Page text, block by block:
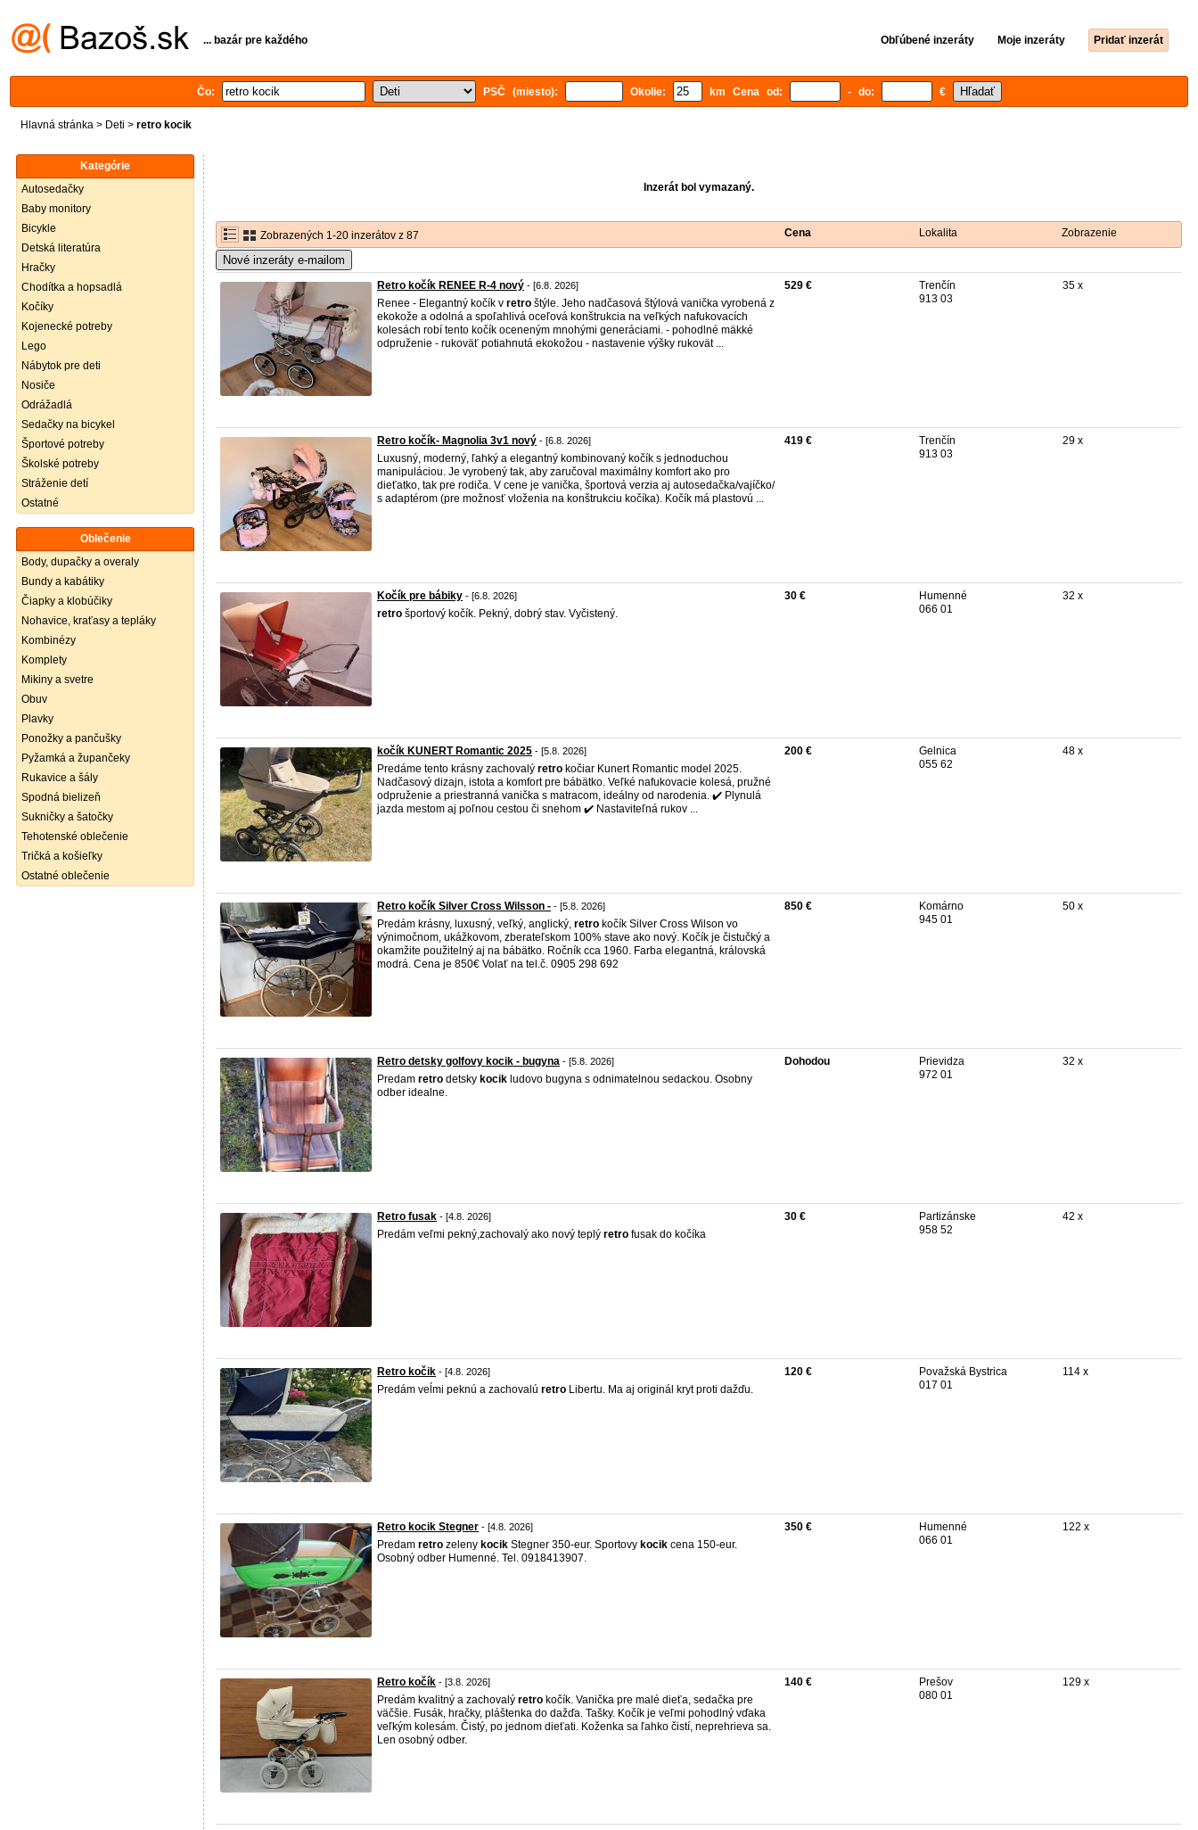
... bazár pre každého Obľúbené inzeráty Moje inzeráty Pridať inzerát
Čo: PSČ (miesto): Okolie: km Cena od: - do: €
Hlavná stránka > Deti > retro kocik
Kategórie
Autosedačky
Baby monitory
Bicykle
Detská literatúra
Hračky
Chodítka a hopsadlá
Kočíky
Kojenecké potreby
Lego
Nábytok pre deti
Nosiče
Odrážadlá
Sedačky na bicykel
Športové potreby
Školské potreby
Stráženie detí
Ostatné
Oblečenie
Body, dupačky a overaly
Bundy a kabátiky
Čiapky a klobúčiky
Nohavice, kraťasy a tepláky
Kombinézy
Komplety
Mikiny a svetre
Obuv
Plavky
Ponožky a pančušky
Pyžamká a župančeky
Rukavice a šály
Spodná bielizeň
Sukničky a šatočky
Tehotenské oblečenie
Tričká a košieľky
Ostatné oblečenie
Inzerát bol vymazaný.
Zobrazených 1-20 inzerátov z 87 Cena Lokalita Zobrazenie
Nové inzeráty e-mailom
Retro kočík RENEE R-4 nový - [6.8. 2026]
Renee - Elegantný kočík v retro štýle. Jeho nadčasová štýlová vanička vyrobená z
ekokože a odolná a spoľahlivá oceľová konštrukcia na veľkých nafukovacích
kolesách robí tento kočík oceneným mnohými generáciami. - pohodlné mäkké
odpruženie - rukoväť potiahnutá ekokožou - nastavenie výšky rukovät ...
529 €
Trenčín
913 03
35 x
Retro kočík- Magnolia 3v1 nový - [6.8. 2026]
Luxusný, moderný, ľahký a elegantný kombinovaný kočík s jednoduchou
manipuláciou. Je vyrobený tak, aby zaručoval maximálny komfort ako pro
dieťatko, tak pre rodiča. V cene je vanička, športová verzia aj autosedačka/vajíčko/
s adaptérom (pre možnosť vloženia na konštrukciu kočíka). Kočík má plastovú ...
419 €
Trenčín
913 03
29 x
Kočík pre bábiky - [6.8. 2026]
retro športový kočík. Pekný, dobrý stav. Vyčistený.
30 €
Humenné
066 01
32 x
kočík KUNERT Romantic 2025 - [5.8. 2026]
Predáme tento krásny zachovalý retro kočiar Kunert Romantic model 2025.
Nadčasový dizajn, istota a komfort pre bábätko. Veľké nafukovacie kolesá, pružné
odpruženie a priestranná vanička s matracom, ideálny od narodenia. ✔️ Plynulá
jazda mestom aj poľnou cestou či snehom ✔️ Nastaviteľná rukov ...
200 €
Gelnica
055 62
48 x
Retro kočík Silver Cross Wilsson - - [5.8. 2026]
Predám krásny, luxusný, veľký, anglický, retro kočík Silver Cross Wilson vo
výnimočnom, ukážkovom, zberateľskom 100% stave ako nový. Kočík je čistučký a
okamžite použitelný aj na bábätko. Ročník cca 1960. Farba elegantná, královská
modrá. Cena je 850€ Volať na tel.č. 0905 298 692
850 €
Komárno
945 01
50 x
Retro detsky golfovy kocik - bugyna - [5.8. 2026]
Predam retro detsky kocik ludovo bugyna s odnimatelnou sedackou. Osobny
odber idealne.
Dohodou
Prievidza
972 01
32 x
Retro fusak - [4.8. 2026]
Predám veľmi pekný,zachovalý ako nový teplý retro fusak do kočíka
30 €
Partizánske
958 52
42 x
Retro kočik - [4.8. 2026]
Predám veĺmi peknú a zachovalú retro Libertu. Ma aj originál kryt proti dažďu.
120 €
Považská Bystrica
017 01
114 x
Retro kocik Stegner - [4.8. 2026]
Predam retro zeleny kocik Stegner 350-eur. Sportovy kocik cena 150-eur.
Osobný odber Humenné. Tel. 0918413907.
350 €
Humenné
066 01
122 x
Retro kočík - [3.8. 2026]
Predám kvalitný a zachovalý retro kočík. Vanička pre malé dieťa, sedačka pre
väčšie. Fusák, hračky, pláštenka do dažďa. Tašky. Kočík je veľmi pohodlný vďaka
veľkým kolesám. Čistý, po jednom dieťati. Koženka sa ľahko čistí, neprehrieva sa.
Len osobný odber.
140 €
Prešov
080 01
129 x